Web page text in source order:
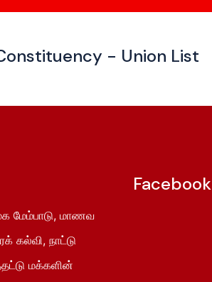
- Union List
மேம்பாடு, மாணவ
கல்வி, நாட்டு
மக்களின்
Facebook